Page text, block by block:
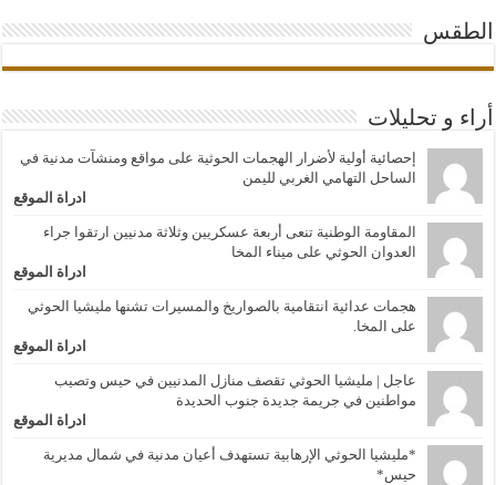
الطقس
أراء و تحليلات
إحصائية أولية لأضرار الهجمات الحوثية على مواقع ومنشآت مدنية في
الساحل التهامي الغربي لليمن
ادراة الموقع
المقاومة الوطنية تنعى أربعة عسكريين وثلاثة مدنيين ارتقوا جراء
العدوان الحوثي على ميناء المخا
ادراة الموقع
هجمات عدائية انتقامية بالصواريخ والمسيرات تشنها مليشيا الحوثي
على المخا.
ادراة الموقع
عاجل | مليشيا الحوثي تقصف منازل المدنيين في حيس وتصيب
مواطنين في جريمة جديدة جنوب الحديدة
ادراة الموقع
*مليشيا الحوثي الإرهابية تستهدف أعيان مدنية في شمال مديرية
حيس*